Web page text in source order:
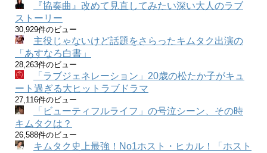
『協奏曲』改めて見直してみたい深い大人のラブ
ストーリー
30,929件のビュー
主役じゃないけど話題をさらったキムタク出演の
「あすなろ白書」
28,263件のビュー
「ラブジェネレーション」20歳の松たか子がキュ
ート過ぎる大ヒットラブドラマ
27,116件のビュー
「ビューティフルライフ」の号泣シーン、その時
キムタクは？
26,588件のビュー
キムタク史上最強！No1ホスト・ヒカル！「ホスト